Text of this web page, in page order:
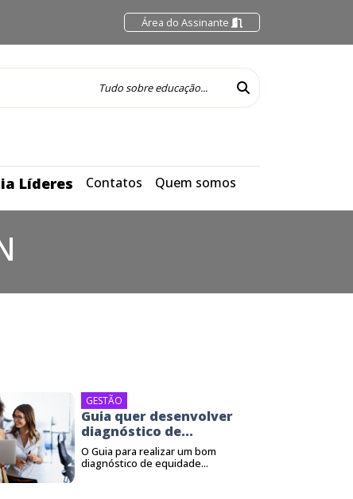
Área do Assinante
Líderes Contatos Quem somos
GESTÃO
Guia quer desenvolver
diagnóstico de...
O Guia para realizar um bom
diagnóstico de equidade...